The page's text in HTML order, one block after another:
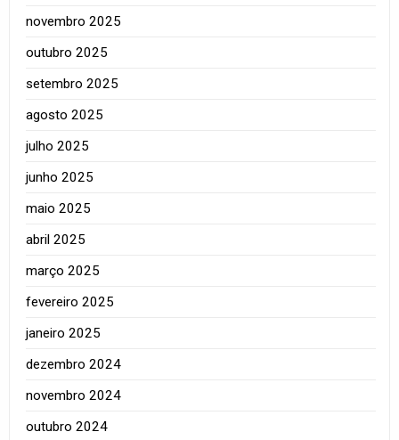
novembro 2025
outubro 2025
setembro 2025
agosto 2025
julho 2025
junho 2025
maio 2025
abril 2025
março 2025
fevereiro 2025
janeiro 2025
dezembro 2024
novembro 2024
outubro 2024